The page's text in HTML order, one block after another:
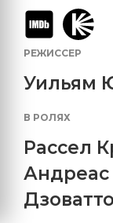
РЕЖИССЕР
Уильям
В РОЛЯХ
Рассел
Дзоватто